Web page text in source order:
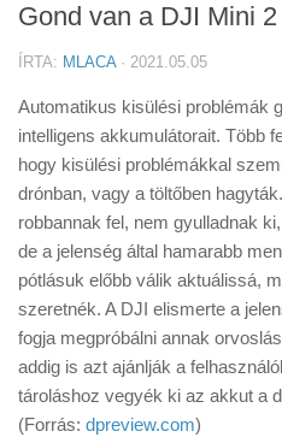
Cikkek
Firmware
Tudástár
Tanácsok
Érdekességek
Helyszíni Riport
E-BB
Gond van a DJI Mini
ÍRTA: MLACA· 2021.05.05
Automatikus kisülési problémák
intelligens akkumulátorait. Több
hogy kisülési problémákkal
drónban, vagy a töltőben
robbannak fel, nem gyulladnak
de a jelenség által hamarabb
pótlásuk előbb válik aktuálissá,
szeretnék. A DJI elismerte a
fogja megpróbálni annak
addig is azt ajánlják a
tároláshoz vegyék ki az akkut a
(Forrás: dpreview.com)